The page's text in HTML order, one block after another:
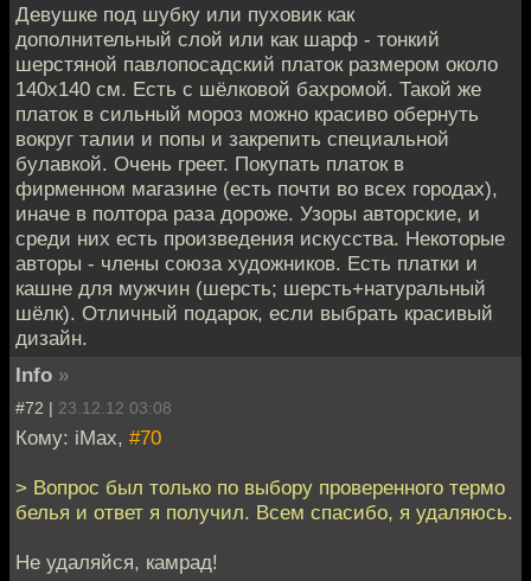
Девушке под шубку или пуховик как
дополнительный слой или как шарф - тонкий
шерстяной павлопосадский платок размером около
140х140 см. Есть с шёлковой бахромой. Такой же
платок в сильный мороз можно красиво обернуть
вокруг талии и попы и закрепить специальной
булавкой. Очень греет. Покупать платок в
фирменном магазине (есть почти во всех городах),
иначе в полтора раза дороже. Узоры авторские, и
среди них есть произведения искусства. Некоторые
авторы - члены союза художников. Есть платки и
кашне для мужчин (шерсть; шерсть+натуральный
шёлк). Отличный подарок, если выбрать красивый
дизайн.
Info »
#72 | 23.12.12 03:08
Кому: iMax, #70
> Вопрос был только по выбору проверенного термо
белья и ответ я получил. Всем спасибо, я удаляюсь.
Не удаляйся, камрад!